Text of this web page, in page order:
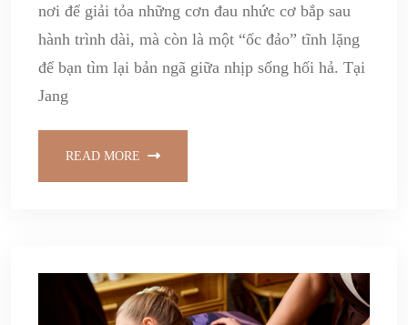
nơi để giải tỏa những cơn đau nhức cơ bắp sau
hành trình dài, mà còn là một “ốc đảo” tĩnh lặng
để bạn tìm lại bản ngã giữa nhịp sống hối hả. Tại
Jang
READ MORE